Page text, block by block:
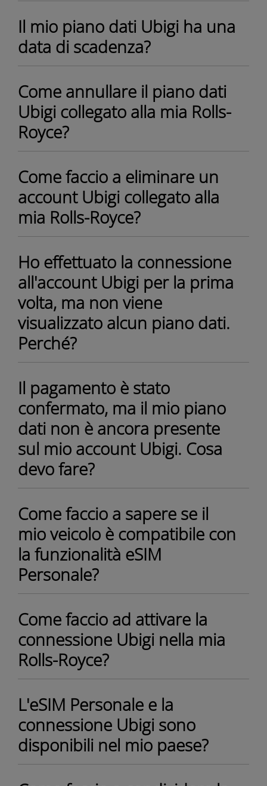
Il mio piano dati Ubigi ha una
data di scadenza?
Come annullare il piano dati
Ubigi collegato alla mia Rolls-
Royce?
Come faccio a eliminare un
account Ubigi collegato alla
mia Rolls-Royce?
Ho effettuato la connessione
all'account Ubigi per la prima
volta, ma non viene
visualizzato alcun piano dati.
Perché?
Il pagamento è stato
confermato, ma il mio piano
dati non è ancora presente
sul mio account Ubigi. Cosa
devo fare?
Come faccio a sapere se il
mio veicolo è compatibile con
la funzionalità eSIM
Personale?
Come faccio ad attivare la
connessione Ubigi nella mia
Rolls-Royce?
L'eSIM Personale e la
connessione Ubigi sono
disponibili nel mio paese?